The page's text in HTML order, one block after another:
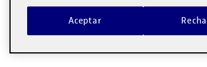
Saludos cordiales,
Aceptar